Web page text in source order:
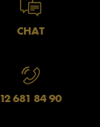
CHAT
12 681 84 90